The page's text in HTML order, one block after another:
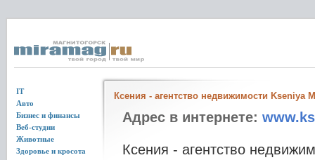
IT
Авто
Бизнес и финансы
Веб-студии
Животные
Здоровье и кросота
Ксения - агентство недвижимости Kseniya
Адрес в интернете:
Ксения - агентство